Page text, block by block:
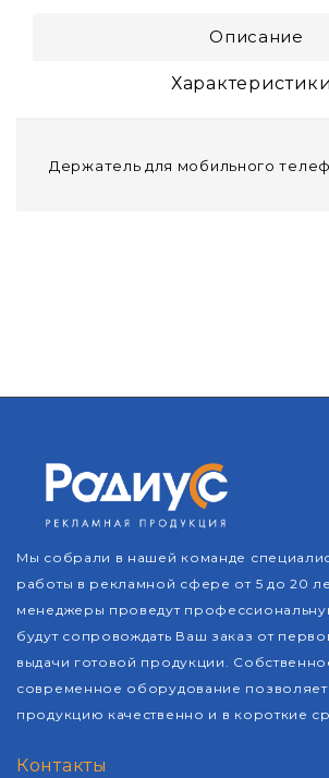
Описание
Характеристики
Держатель для мобильного
Мы собрали в нашей команде
работы в рекламной сфере от 5 до 20
менеджеры проведут
будут сопровождать Ваш заказ от
выдачи готовой продукции.
современное оборудование позволяет
продукцию качественно и в короткие
Контакты